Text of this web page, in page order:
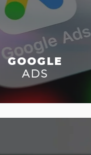
GOOGLE
ADS